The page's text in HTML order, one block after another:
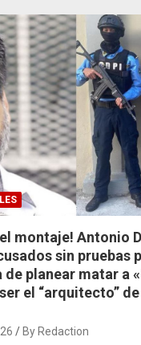
montaje! Antonio
sin pruebas
planear matar a
el “arquitecto”
By Redaction